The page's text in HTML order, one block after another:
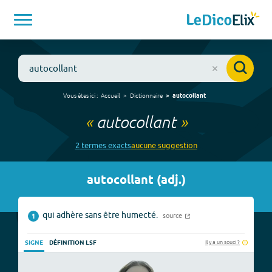
Vous êtes ici : Accueil Dictionnaire autocollant
« autocollant»
2 termesexactsaucunesuggestion
autocollant(adj.)
1 qui adhère sans être humecté. source
SIGNE DÉFINITION LSF Il y a un souci ?